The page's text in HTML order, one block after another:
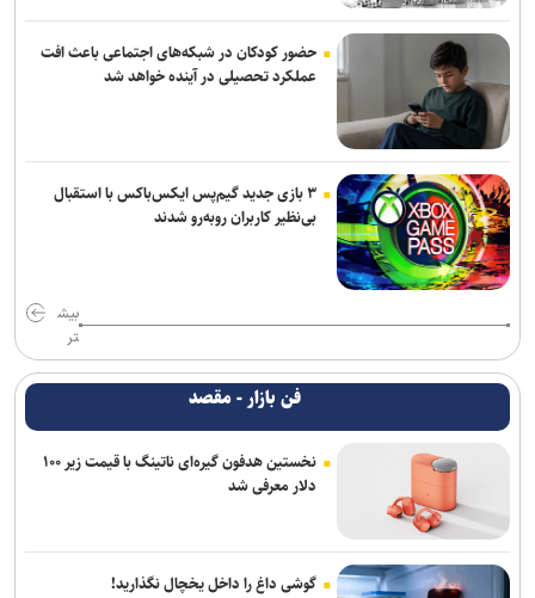
حضور کودکان در شبکه‌های اجتماعی باعث افت
عملکرد تحصیلی در آینده خواهد شد
۳ بازی جدید گیم‌پس ایکس‌باکس با استقبال
بی‌نظیر کاربران روبه‌رو شدند
بیش
تر
فن بازار - مقصد
نخستین هدفون گیره‌ای ناتینگ با قیمت زیر ۱۰۰
دلار معرفی شد
گوشی داغ را داخل یخچال نگذارید!